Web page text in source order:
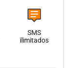
SMS
ilimitados